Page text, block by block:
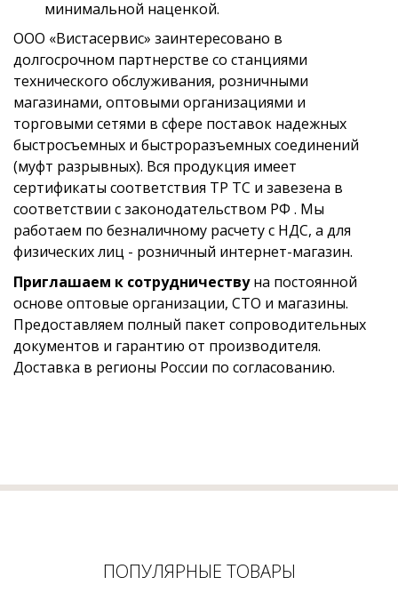
минимальной наценкой.
ООО «Вистасервис» заинтересовано в
долгосрочном партнерстве со станциями
технического обслуживания, розничными
магазинами, оптовыми организациями и
торговыми сетями в сфере поставок надежных
быстросъемных и быстроразъемных соединений
(муфт разрывных). Вся продукция имеет
сертификаты соответствия ТР ТС и завезена в
соответствии с законодательством РФ . Мы
работаем по безналичному расчету с НДС, а для
физических лиц - розничный интернет-магазин.
Приглашаем к сотрудничествуна постоянной
основе оптовые организации, СТО и магазины.
Предоставляем полный пакет сопроводительных
документов и гарантию от производителя.
Доставка в регионы России по согласованию.
ПОПУЛЯРНЫЕ ТОВАРЫ